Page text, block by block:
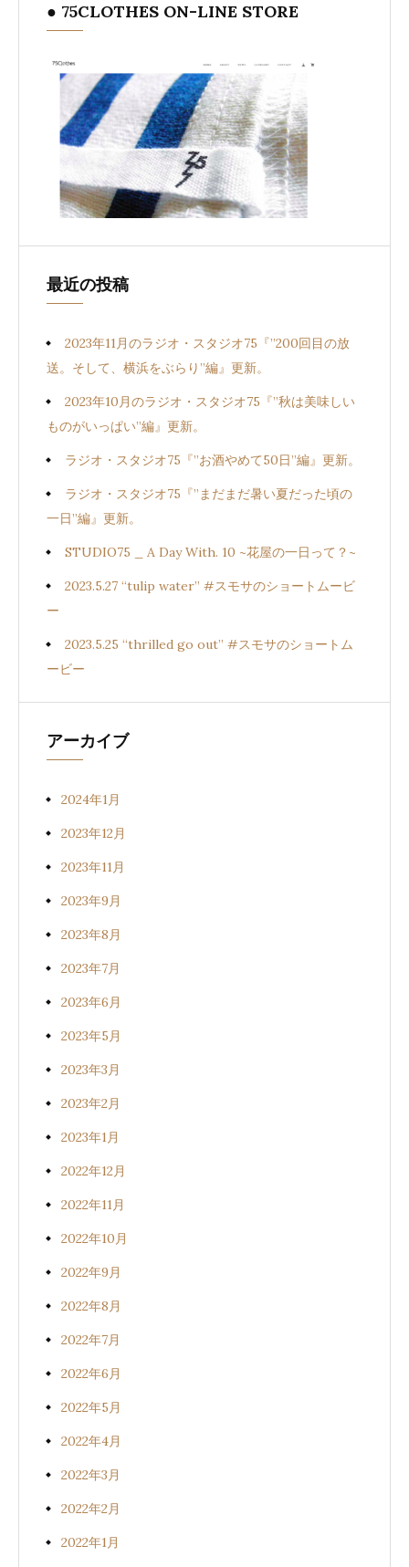
● 75CLOTHES ON-LINE STORE
最近の投稿
2023年11月のラジオ・スタジオ75『”200回目の放
送。そして、横浜をぶらり”編』更新。
2023年10月のラジオ・スタジオ75『”秋は美味しい
ものがいっぱい”編』更新。
ラジオ・スタジオ75『”お酒やめて50日”編』更新。
ラジオ・スタジオ75『”まだまだ暑い夏だった頃の
一日”編』更新。
STUDIO75 _ A Day With. 10 ~花屋の一日って？~
2023.5.27 “tulip water” #スモサのショートムービ
ー
2023.5.25 “thrilled go out” #スモサのショートム
ービー
アーカイブ
2024年1月
2023年12月
2023年11月
2023年9月
2023年8月
2023年7月
2023年6月
2023年5月
2023年3月
2023年2月
2023年1月
2022年12月
2022年11月
2022年10月
2022年9月
2022年8月
2022年7月
2022年6月
2022年5月
2022年4月
2022年3月
2022年2月
2022年1月